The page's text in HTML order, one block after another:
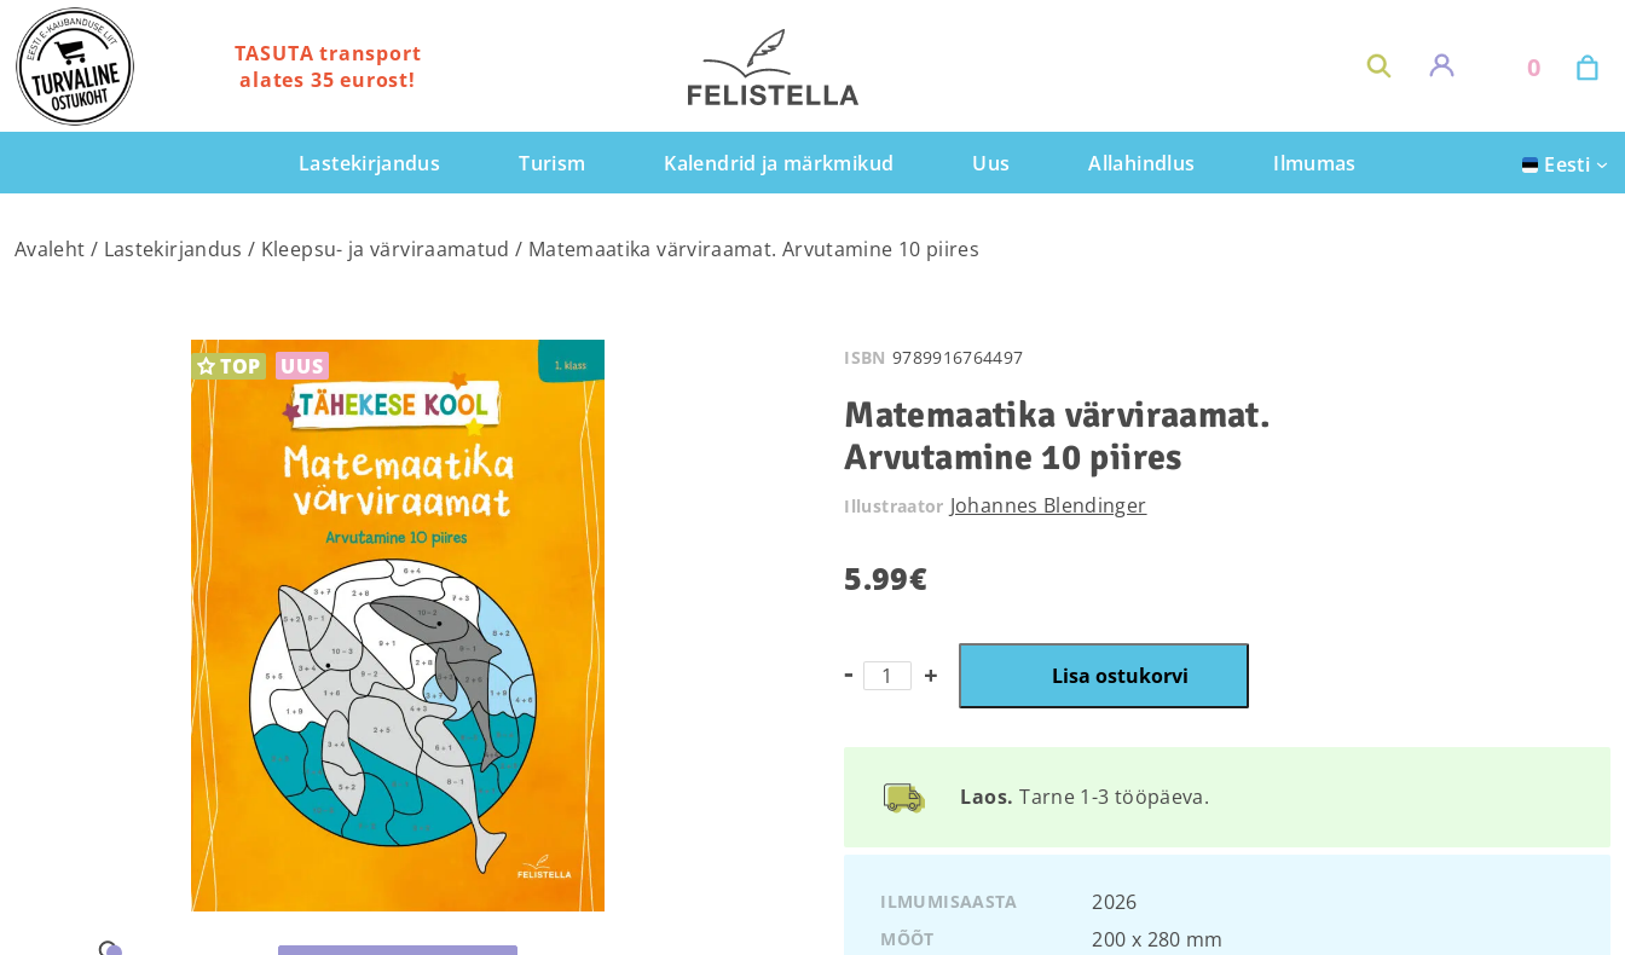
TASUTA transport
alates 35 eurost!
0
Lastekirjandus Turism Kalendrid ja märkmikud Uus Allahindlus Ilmumas Eesti
Avaleht / Lastekirjandus / Kleepsu- ja värviraamatud / Matemaatika värviraamat. Arvutamine 10 piires
TOP UUS ISBN 9789916764497
Matemaatika värviraamat.
Arvutamine 10 piires
Illustraator Johannes Blendinger
5.99€
Matemaatika
värviraamat.
10
kogus
Lisa ostukorvi
Laos. Tarne 1-3 tööpäeva.
ILMUMISAASTA 2026
MÕÕT 200 х 280 mm